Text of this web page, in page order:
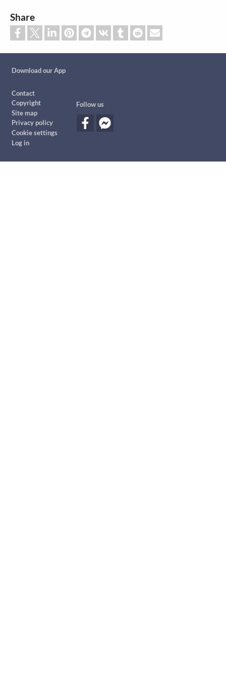
Share
Download our App
Contact
Copyright
Site map
Privacy policy
Cookie settings
Log in
Follow us